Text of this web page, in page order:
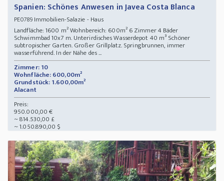
Spanien: Schönes Anwesen in Javea Costa Blanca
PE0789Immobilien-Salazie - Haus
Landfläche: 1600 m² Wohnbereich: 600m² 6 Zimmer 4 Bäder
Schwimmbad 10x7 m. Unterirdisches Wasserdepot 40 m³ Schöner
subtropischer Garten. Großer Grillplatz. Springbrunnen, immer
wasserführend. In der Nähe des ...
Zimmer: 10
Wohnfläche: 600,00m²
Grundstück: 1.600,00m²
Alacant
Preis:
950.000,00 €
~ 814.530,00 £
~ 1.050.890,00 $